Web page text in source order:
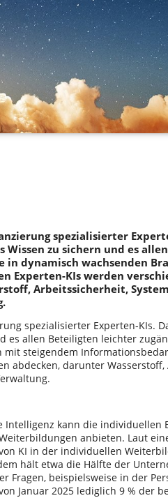
spezialisierter
zu sichern und es
in dynamisch wachsenden
Experten-KIs werden
Arbeitssicherheit,
spezialisierter Experten-KIs.
es allen Beteiligten leichter
steigendem
abdecken, darunter
kann die individuellen
anbieten. Laut
KI in der individuellen
hält etwa die Hälfte der
Fragen, beispielsweise in der
Januar 2025 lediglich 9 % der